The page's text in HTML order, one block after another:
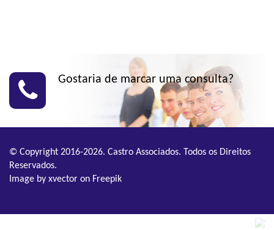
Gostaria de marcar uma consulta?
© Copyright 2016-2026. Castro Associados. Todos os Direitos
Reservados.
Image by xvector on Freepik